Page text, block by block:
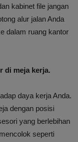
kabinet file jangan
alur jalan Anda
dalam ruang kantor
di meja kerja.
daya kerja Anda.
dengan posisi
yang berlebihan
seperti